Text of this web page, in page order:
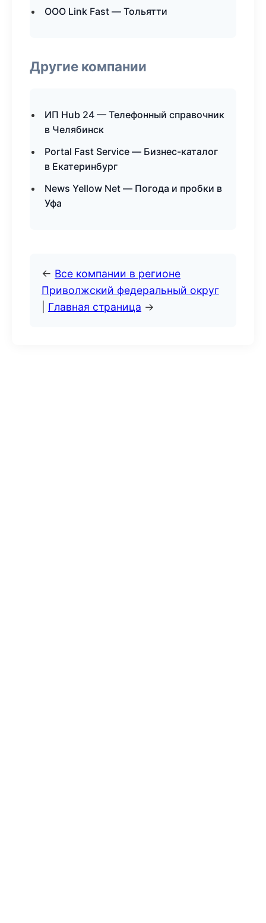
ООО Link Fast — Тольятти
Другие компании
ИП Hub 24 — Телефонный справочник
в Челябинск
Portal Fast Service — Бизнес-каталог
в Екатеринбург
News Yellow Net — Погода и пробки в
Уфа
← Все компании в регионе
Приволжский федеральный округ
Главная страница →